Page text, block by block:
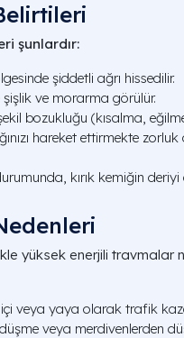
şunlardır:
şiddetli ağrı hissedilir.
şişlik ve morarma görülür.
bozukluğu (kısalma,
hareket ettirmekte
kırık kemiğin deriyi
yüksek enerjili travmalar
veya yaya olarak trafik
veya merdivenlerden